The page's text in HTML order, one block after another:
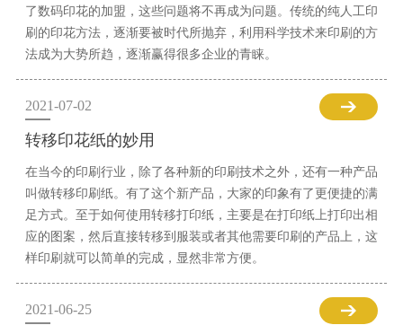
了数码印花的加盟，这些问题将不再成为问题。传统的纯人工印
刷的印花方法，逐渐要被时代所抛弃，利用科学技术来印刷的方
法成为大势所趋，逐渐赢得很多企业的青睐。
2021-07-02
转移印花纸的妙用
在当今的印刷行业，除了各种新的印刷技术之外，还有一种产品
叫做转移印刷纸。有了这个新产品，大家的印象有了更便捷的满
足方式。至于如何使用转移打印纸，主要是在打印纸上打印出相
应的图案，然后直接转移到服装或者其他需要印刷的产品上，这
样印刷就可以简单的完成，显然非常方便。
2021-06-25